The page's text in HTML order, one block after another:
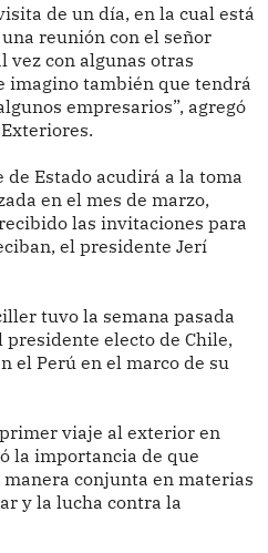
de un día, en la cual está
reunión con el señor
vez con algunas otras
imagino también que tendrá
empresarios”, agregó
Estado acudirá a la toma
en el mes de marzo,
las invitaciones para
el presidente Jerí
tuvo la semana pasada
electo de Chile,
el Perú en el marco de su
viaje al exterior en
la importancia de que
conjunta en materias
y la lucha contra la